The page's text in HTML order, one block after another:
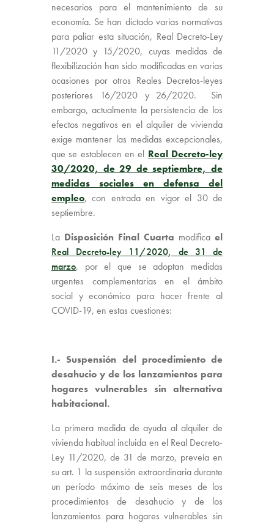
necesarios para el mantenimiento de su
economía. Se han dictado varias normativas
para paliar esta situación, Real Decreto-Ley
11/2020 y 15/2020, cuyas medidas de
flexibilización han sido modificadas en varias
ocasiones por otros Reales Decretos-leyes
posteriores 16/2020 y 26/2020. Sin
embargo, actualmente la persistencia de los
efectos negativos en el alquiler de vivienda
exige mantener las medidas excepcionales,
que se establecen en el Real Decreto-ley
30/2020, de 29 de septiembre, de
medidas sociales en defensa del
empleo, con entrada en vigor el 30 de
septiembre.
La Disposición Final Cuarta modifica el
Real Decreto-ley 11/2020, de 31 de
marzo, por el que se adoptan medidas
urgentes complementarias en el ámbito
social y económico para hacer frente al
COVID-19, en estas cuestiones:
I.- Suspensión del procedimiento de
desahucio y de los lanzamientos para
hogares vulnerables sin alternativa
habitacional.
La primera medida de ayuda al alquiler de
vivienda habitual incluida en el Real Decreto-
Ley 11/2020, de 31 de marzo, preveía en
su art. 1 la suspensión extraordinaria durante
un período máximo de seis meses de los
procedimientos de desahucio y de los
lanzamientos para hogares vulnerables sin